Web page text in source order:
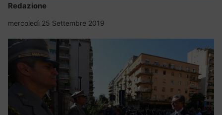
Redazione
mercoledì 25 Settembre 2019